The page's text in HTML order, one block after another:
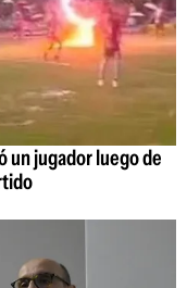
un jugador luego de